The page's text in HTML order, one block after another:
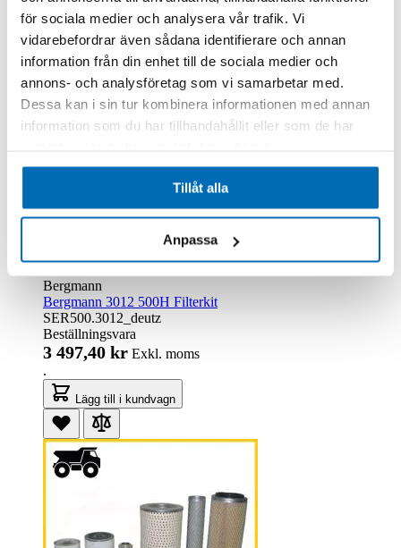
för sociala medier och analysera vår trafik. Vi
vidarebefordrar även sådana identifierare och annan
information från din enhet till de sociala medier och
annons- och analysföretag som vi samarbetar med.
Dessa kan i sin tur kombinera informationen med annan
information som du har tillhandahållit eller som de har
Tillåt alla
Anpassa
Lägg till i kundvagn
Bergmann
Bergmann 3012 500H Filterkit
SER500.3012_deutz
Beställningsvara
3 497,40 kr Exkl. moms
.
Lägg till i kundvagn